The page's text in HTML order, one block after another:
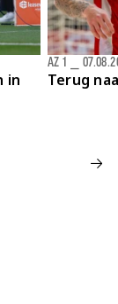
in
Terug
AZ 1